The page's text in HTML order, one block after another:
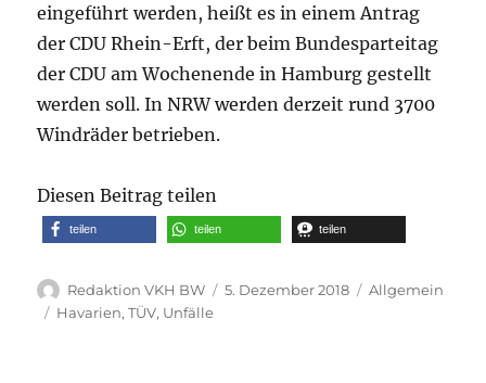
eingeführt werden, heißt es in einem Antrag
der CDU Rhein-Erft, der beim Bundesparteitag
der CDU am Wochenende in Hamburg gestellt
werden soll. In NRW werden derzeit rund 3700
Windräder betrieben.
Diesen Beitrag teilen
teilen teilen teilen
Autor
Redaktion VKH BW
Veröffentlicht
5. Dezember 2018 Kategorien
Allgemein
Schlagwörter
Havarien,TÜV, Unfälle